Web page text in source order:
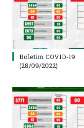
Boletim COVID-19
(28/09/2022)